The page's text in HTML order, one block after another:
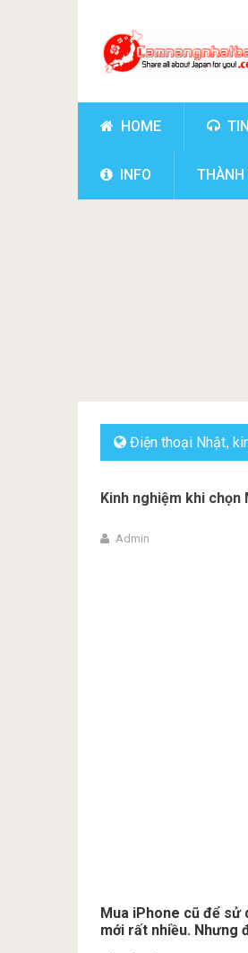
HOME
INFO THÀNH
Điện thoại Nhật,
Kinh nghiệm khi chọn
Admin
Mua iPhone cũ để sử
mới rất nhiều. Nhưng